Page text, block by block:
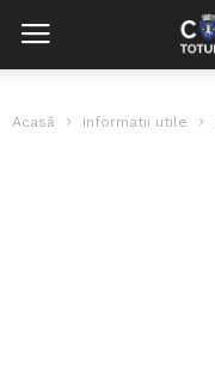
Acasă Informatii utile